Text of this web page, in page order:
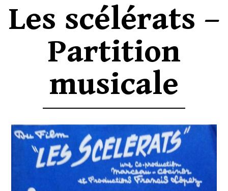
Les scélérats –
Partition
musicale